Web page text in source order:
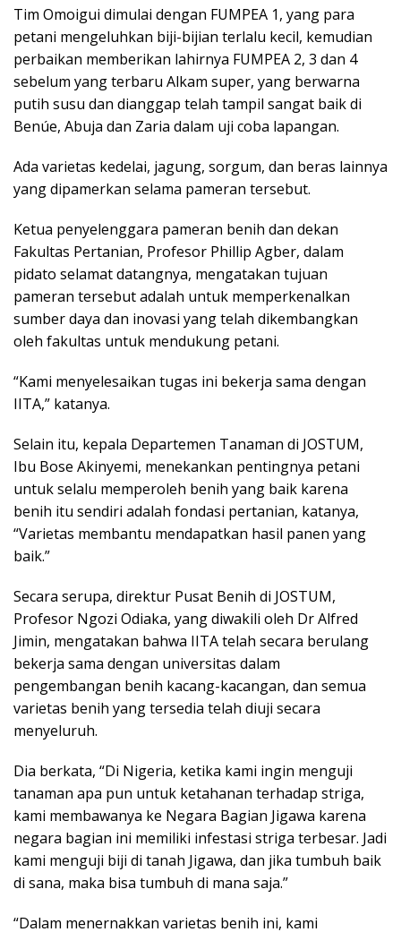
Tim Omoigui dimulai dengan FUMPEA 1, yang para
petani mengeluhkan biji-bijian terlalu kecil, kemudian
perbaikan memberikan lahirnya FUMPEA 2, 3 dan 4
sebelum yang terbaru Alkam super, yang berwarna
putih susu dan dianggap telah tampil sangat baik di
Benúe, Abuja dan Zaria dalam uji coba lapangan.
Ada varietas kedelai, jagung, sorgum, dan beras lainnya
yang dipamerkan selama pameran tersebut.
Ketua penyelenggara pameran benih dan dekan
Fakultas Pertanian, Profesor Phillip Agber, dalam
pidato selamat datangnya, mengatakan tujuan
pameran tersebut adalah untuk memperkenalkan
sumber daya dan inovasi yang telah dikembangkan
oleh fakultas untuk mendukung petani.
“Kami menyelesaikan tugas ini bekerja sama dengan
IITA,” katanya.
Selain itu, kepala Departemen Tanaman di JOSTUM,
Ibu Bose Akinyemi, menekankan pentingnya petani
untuk selalu memperoleh benih yang baik karena
benih itu sendiri adalah fondasi pertanian, katanya,
“Varietas membantu mendapatkan hasil panen yang
baik.”
Secara serupa, direktur Pusat Benih di JOSTUM,
Profesor Ngozi Odiaka, yang diwakili oleh Dr Alfred
Jimin, mengatakan bahwa IITA telah secara berulang
bekerja sama dengan universitas dalam
pengembangan benih kacang-kacangan, dan semua
varietas benih yang tersedia telah diuji secara
menyeluruh.
Dia berkata, “Di Nigeria, ketika kami ingin menguji
tanaman apa pun untuk ketahanan terhadap striga,
kami membawanya ke Negara Bagian Jigawa karena
negara bagian ini memiliki infestasi striga terbesar. Jadi
kami menguji biji di tanah Jigawa, dan jika tumbuh baik
di sana, maka bisa tumbuh di mana saja.”
“Dalam menernakkan varietas benih ini, kami